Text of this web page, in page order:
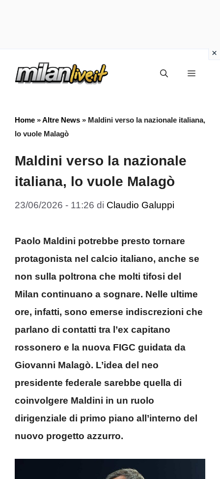
Menu
Home »Altre News » Maldini verso la nazionale italiana,
lo vuole Malagò
Maldini verso la nazionale
italiana, lo vuole Malagò
23/06/2026 - 11:26 di Claudio Galuppi
Paolo Maldini potrebbe presto tornare
protagonista nel calcio italiano, anche se
non sulla poltrona che molti tifosi del
Milan continuano a sognare. Nelle ultime
ore, infatti, sono emerse indiscrezioni che
parlano di contatti tra l’ex capitano
rossonero e la nuova FIGC guidata da
Giovanni Malagò. L’idea del neo
presidente federale sarebbe quella di
coinvolgere Maldini in un ruolo
dirigenziale di primo piano all’interno del
nuovo progetto azzurro.